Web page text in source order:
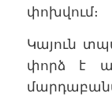
փոխվում։
Կայուն
փորձ է